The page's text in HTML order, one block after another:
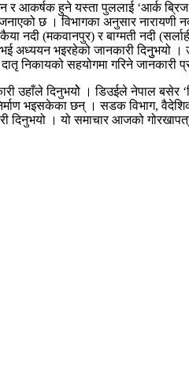
र आकर्षक हुने यस्ता पुललाई ‘आर्क
छ । विभागका अनुसार नारायणी
(मकवानपुर) र बाग्मती नदी
अध्ययन भइरहेको जानकारी दिनुुभयो
निकायको सहयोगमा गरिने जानकारी
उहाँले दिनुभयोे । डिउईले नेपाल
भइसकेका छन् । सडक विभाग,
दिनुभयो । यो समाचार आजको